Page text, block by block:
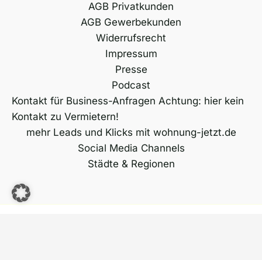
AGB Privatkunden
AGB Gewerbekunden
Widerrufsrecht
Impressum
Presse
Podcast
Kontakt für Business-Anfragen Achtung: hier kein
Kontakt zu Vermietern!
mehr Leads und Klicks mit wohnung-jetzt.de
Social Media Channels
Städte & Regionen